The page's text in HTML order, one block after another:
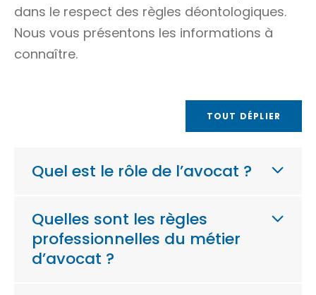
dans le respect des règles déontologiques.
Nous vous présentons les informations à
connaître.
TOUT DÉPLIER
Quel est le rôle de l’avocat ?
Quelles sont les règles
professionnelles du métier
d’avocat ?